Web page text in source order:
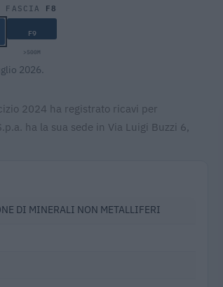
FASCIA F8
F9
>500M
2026.
2024 ha registrato ricavi per
ha la sua sede in Via Luigi Buzzi 6,
DI MINERALI NON METALLIFERI